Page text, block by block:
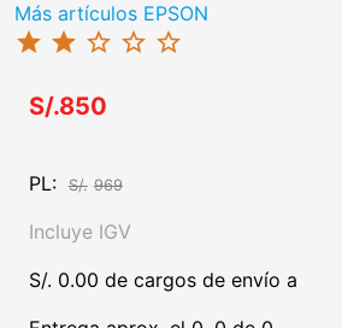
Más artículos EPSON
star star star_border star_border star_border
S/.850
PL: S/. 969
Incluye IGV
S/. 0.00 de cargos de envío a